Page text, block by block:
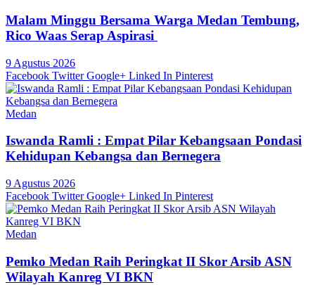
Malam Minggu Bersama Warga Medan Tembung,
Rico Waas Serap Aspirasi
9 Agustus 2026
Facebook Twitter Google+ Linked In Pinterest
Medan
Iswanda Ramli : Empat Pilar Kebangsaan Pondasi
Kehidupan Kebangsa dan Bernegera
9 Agustus 2026
Facebook Twitter Google+ Linked In Pinterest
Medan
Pemko Medan Raih Peringkat II Skor Arsib ASN
Wilayah Kanreg VI BKN